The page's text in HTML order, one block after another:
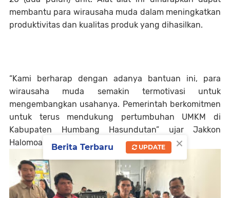
membantu para wirausaha muda dalam meningkatkan
produktivitas dan kualitas produk yang dihasilkan.
“Kami berharap dengan adanya bantuan ini, para
wirausaha muda semakin termotivasi untuk
mengembangkan usahanya. Pemerintah berkomitmen
untuk terus mendukung pertumbuhan UMKM di
Kabupaten Humbang Hasundutan” ujar Jakkon
Halomoan Marbun.
×
Berita Terbaru UPDATE